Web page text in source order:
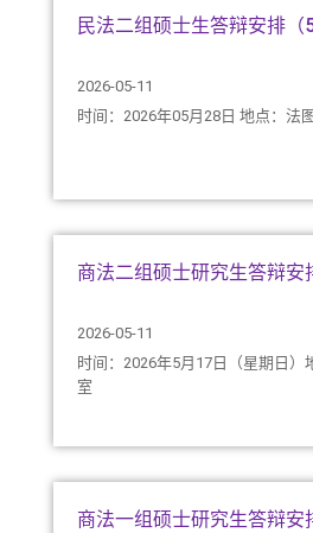
民法二组硕士生答辩安排（
2026-05-11
时间：2026年05月28日 地点：法
商法二组硕士研究生答辩安
2026-05-11
时间：2026年5月17日（星期日）
室
商法一组硕士研究生答辩安